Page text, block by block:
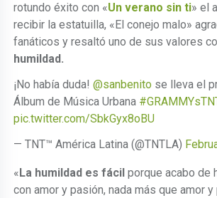
rotundo éxito con «Un verano sin ti» el
recibir la estatuilla, «El conejo malo»
fanáticos y resaltó uno de sus valores
humildad.
¡No había duda!@sanbenito se lleva el
Álbum de Música Urbana
pic.twitter.com/SbkGyx8oBU
— TNT™ América Latina (@TNTLA)
« La humildad es fácilporque acabo de
con amor y pasión, nada más que amor